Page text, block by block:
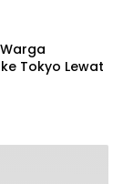
Tokyo Lewat